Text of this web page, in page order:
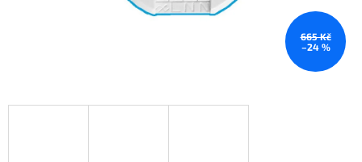
665 Kč
–24 %